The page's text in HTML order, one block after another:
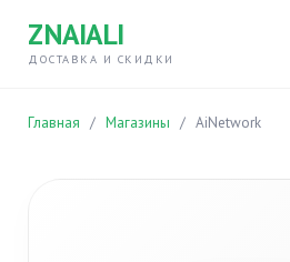
ZNAIALI
ДОСТАВКА И СКИДКИ
Главная / Магазины / AiNetwork